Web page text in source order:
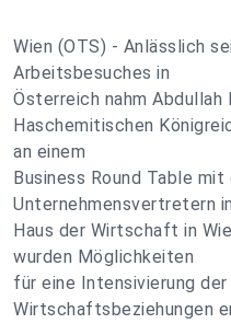
Wien (OTS) - Anlässlich
Arbeitsbesuches in
Österreich nahm Abdullah
Haschemitischen
an einem
Business Round Table
Unternehmensvertretern
Haus der Wirtschaft in
wurden Möglichkeiten
für eine Intensivierung
Wirtschaftsbeziehungen